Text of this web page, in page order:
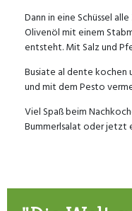
Dann in eine Schüssel
Olivenöl mit einem
entsteht. Mit Salz und
Busiate al dente kochen
und mit dem Pesto
Viel Spaß beim
Bummerlsalat oder jetzt